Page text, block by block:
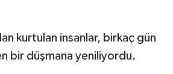
kurtulan insanlar, birkaç gün
bir düşmana yeniliyordu.